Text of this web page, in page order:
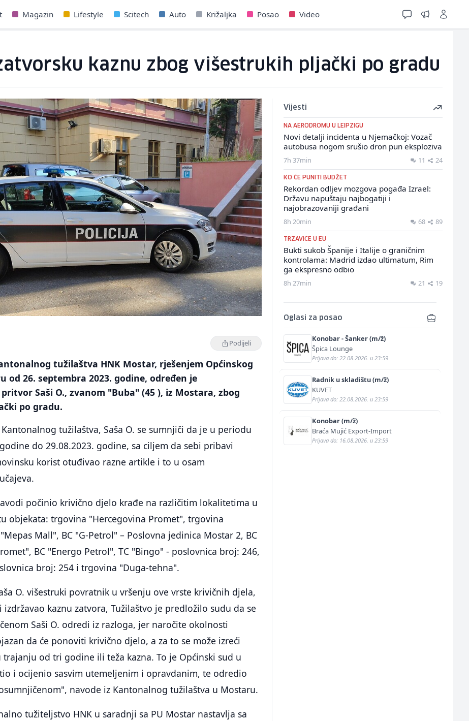
Magazin Lifestyle Scitech Auto Križaljka Posao Video
kaznu zbog višestrukih pljački po gradu
Podijeli
tužilaštva HNK Mostar, rješenjem Općinskog
od 26. septembra 2023. godine, određen je
Saši O., zvanom "Buba" (45 ), iz Mostara, zbog
po gradu.
tužilaštva, Saša O. se sumnjiči da je u periodu
do 29.08.2023. godine, sa ciljem da sebi pribavi
korist otuđivao razne artikle i to u osam
počinio krivično djelo krađe na različitim lokalitetima u
objekata: trgovina "Hercegovina Promet", trgovina
Mall", BC "G-Petrol" – Poslovna jedinica Mostar 2, BC
BC "Energo Petrol", TC "Bingo" - poslovnica broj: 246,
broj: 254 i trgovina "Duga-tehna".
O. višestruki povratnik u vršenju ove vrste krivičnih djela,
kaznu zatvora, Tužilaštvo je predložilo sudu da se
Saši O. odredi iz razloga, jer naročite okolnosti
da će ponoviti krivično djelo, a za to se može izreći
trajanju od tri godine ili teža kazna. To je Općinski sud u
i ocijenio sasvim utemeljenim i opravdanim, te odredio
navode iz Kantonalnog tužilaštva u Mostaru.
tužiteljstvo HNK u saradnji sa PU Mostar nastavlja sa
Vijesti
NA AERODROMU U LEIPZIGU
Novi detalji incidenta u Njemačkoj: Vozač
autobusa nogom srušio dron pun eksploziva
7h 37min 11 24
KO ĆE PUNITI BUDŽET
Rekordan odljev mozgova pogađa Izrael:
Državu napuštaju najbogatiji i
najobrazovaniji građani
8h 20min 68 89
TRZAVICE U EU
Bukti sukob Španije i Italije o graničnim
kontrolama: Madrid izdao ultimatum, Rim
ga ekspresno odbio
8h 27min 21 19
Oglasi za posao
Konobar - Šanker (m/ž)
Špica Lounge
Prijava do: 22.08.2026. u 23:59
Radnik u skladištu (m/ž)
KUVET
Prijava do: 22.08.2026. u 23:59
Konobar (m/ž)
Braća Mujić Export-Import
Prijava do: 16.08.2026. u 23:59